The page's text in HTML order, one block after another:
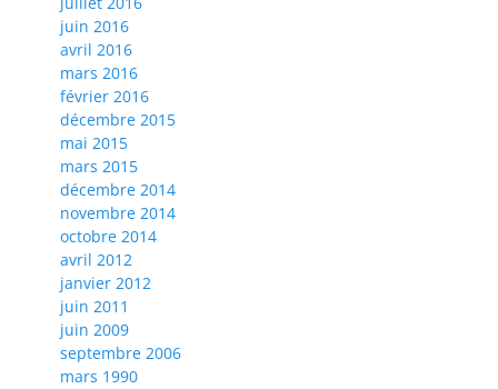
juin 2016
avril 2016
mars 2016
février 2016
décembre 2015
mai 2015
mars 2015
décembre 2014
novembre 2014
octobre 2014
avril 2012
janvier 2012
juin 2011
juin 2009
septembre 2006
mars 1990